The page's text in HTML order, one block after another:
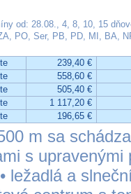
od: 28.08., 4, 8, 10, 15
PO, Ser, PB, PD, MI, BA,
239,40 €
558,60 €
505,40 €
1 117,20 €
196,65 €
m sa
s upravenými
ležadlá a